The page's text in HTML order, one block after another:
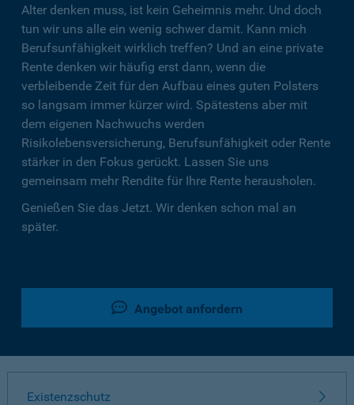
Alter denken muss, ist kein Geheimnis mehr. Und doch
tun wir uns alle ein wenig schwer damit. Kann mich
Berufsunfähigkeit wirklich treffen? Und an eine private
Rente denken wir häufig erst dann, wenn die
verbleibende Zeit für den Aufbau eines guten Polsters
so langsam immer kürzer wird. Spätestens aber mit
dem eigenen Nachwuchs werden
Risikolebensversicherung, Berufsunfähigkeit oder Rente
stärker in den Fokus gerückt. Lassen Sie uns
gemeinsam mehr Rendite für Ihre Rente herausholen.
Genießen Sie das Jetzt. Wir denken schon mal an
später.
Angebot anfordern
Existenzschutz